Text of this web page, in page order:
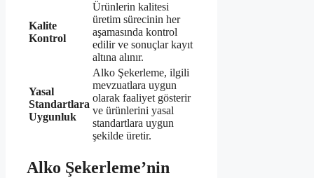
Kalite
Kontrol
Ürünlerin kalitesi
üretim sürecinin her
aşamasında kontrol
edilir ve sonuçlar kayıt
altına alınır.
Yasal
Standartlara
Uygunluk
Alko Şekerleme, ilgili
mevzuatlara uygun
olarak faaliyet gösterir
ve ürünlerini yasal
standartlara uygun
şekilde üretir.
Alko Şekerleme’nin